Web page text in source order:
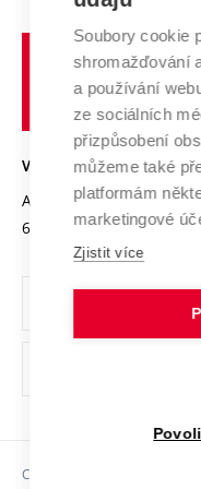
Systém zajišťování
Výzkumné infrastruktury
Transfer znalostí
Open Science
Projekty
Projekty ze
Specifický výzkum
Spolupráce se školami
Služby univerzity
Mezinárodní dohody
Univerzitní sítě
Profil univerzity
Udržitelná univerzita
Podnikavá univerzita /
Bezpečná univerzita
Vyznamenání
Organizační struktura
Ochrana osobních údajů
Sociální bezpečí
VYSOKÉ UČENÍ
Antonínská 548/1
602 00 Brno
Copyright © 2026 VUT
Soubory cookie
shromažďování
a používání
ze sociálních
přizpůsobení
můžeme také
platformám
marketingové
Zjistit více